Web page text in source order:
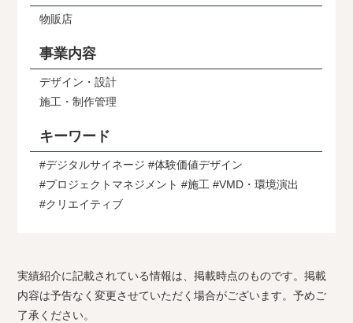
物販店
事業内容
デザイン・設計
施工・制作管理
キーワード
デジタルサイネージ
体験価値デザイン
プロジェクトマネジメント
施工
VMD・環境演出
クリエイティブ
実績紹介に記載されている情報は、掲載時点のものです。掲載
内容は予告なく変更させていただく場合がございます。予めご
了承ください。